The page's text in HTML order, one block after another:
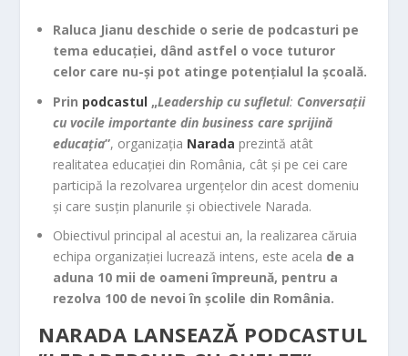
Raluca Jianu deschide o serie de podcasturi pe
tema educației, dând astfel o voce tuturor
celor care nu-și pot atinge potențialul la școală.
Prin podcastul „Leadership cu sufletul: Conversații
cu vocile importante din business care sprijină
educația”, organizația Narada prezintă atât
realitatea educației din România, cât și pe cei care
participă la rezolvarea urgențelor din acest domeniu
și care susțin planurile și obiectivele Narada.
Obiectivul principal al acestui an, la realizarea căruia
echipa organizației lucrează intens, este acela de a
aduna 10 mii de oameni împreună, pentru a
rezolva 100 de nevoi în școlile din România.
NARADA LANSEAZĂ PODCASTUL